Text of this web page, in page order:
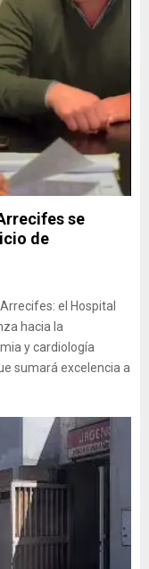
se
de
el Hospital
hacia la
y cardiología
sumará excelencia a